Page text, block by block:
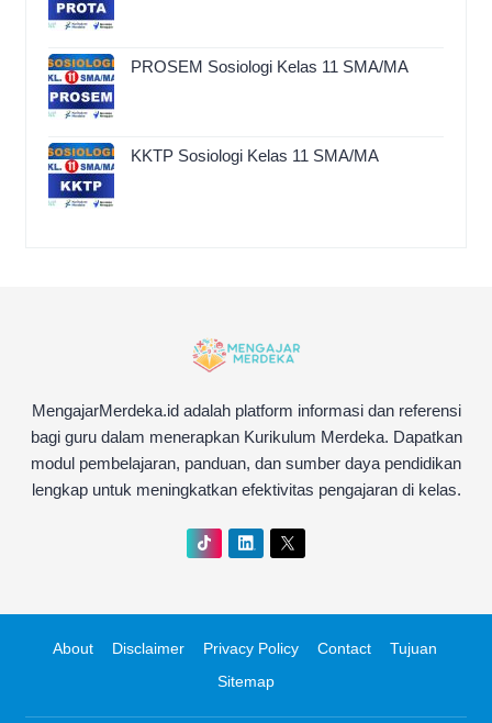
PROSEM Sosiologi Kelas 11 SMA/MA
KKTP Sosiologi Kelas 11 SMA/MA
MengajarMerdeka.id adalah platform informasi dan referensi
bagi guru dalam menerapkan Kurikulum Merdeka. Dapatkan
modul pembelajaran, panduan, dan sumber daya pendidikan
lengkap untuk meningkatkan efektivitas pengajaran di kelas.
About Disclaimer Privacy Policy Contact
Tujuan
Sitemap